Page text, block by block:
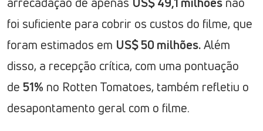
foi suficiente para cobrir os custos do filme, que
foram estimados em US$ 50 milhões.Além
disso, a recepção crítica, com uma pontuação
de 51% no Rotten Tomatoes, também refletiu o
desapontamento geral com o filme.